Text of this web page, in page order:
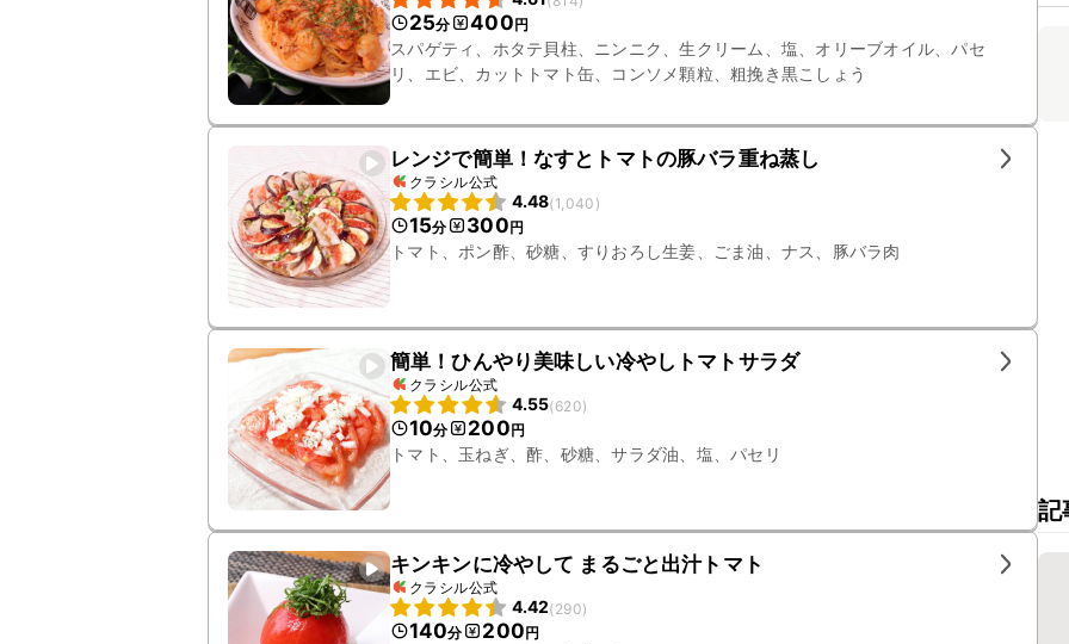
25分 400円
スパゲティ、ホタテ貝柱、ニンニク、生クリーム、塩、オリーブオイル、パセ
リ、エビ、カットトマト缶、コンソメ顆粒、粗挽き黒こしょう
レンジで簡単！なすとトマトの豚バラ重ね蒸し
クラシル公式
4.48(1,040 )
15分 300円
トマト、ポン酢、砂糖、すりおろし生姜、ごま油、ナス、豚バラ肉
簡単！ひんやり美味しい冷やしトマトサラダ
クラシル公式
4.55(620)
10分 200円
トマト、玉ねぎ、酢、砂糖、サラダ油、塩、パセリ
キンキンに冷やして まるごと出汁トマト
クラシル公式
4.42(290)
140分 200円
記